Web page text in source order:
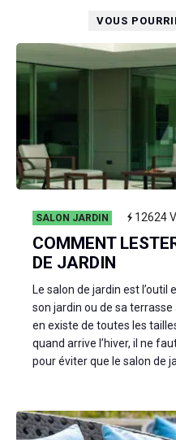
VOUS
SALON JARDIN 12624
COMMENT
DE JARDIN
Le salon de jardin est l’outil
son jardin ou de sa terrasse
en existe de toutes les
quand arrive l’hiver, il ne
pour éviter que le salon de